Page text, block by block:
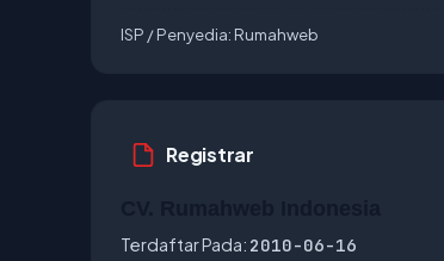
ISP / Penyedia: Rumahweb
Registrar
Terdaftar Pada: 2010-06-16